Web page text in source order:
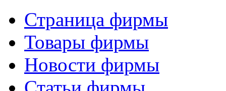
Страница фирмы
Товары фирмы
Новости фирмы